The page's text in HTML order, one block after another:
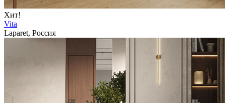
Хит!
Vita
Laparet, Россия